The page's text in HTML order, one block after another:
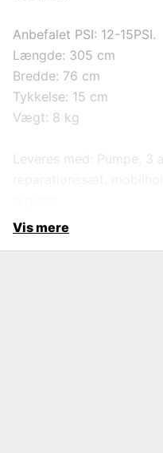
Anbefalet PSI: 12-15PSI.
Længde: 305 cm
Bredde: 76 cm
Tykkelse: 15 cm
Vægt: 8 kg
Leveres med: Pumpe, 3
Vis mere